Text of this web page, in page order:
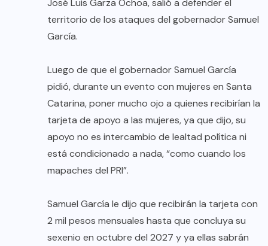
José Luis Garza Ochoa, salió a defender el
territorio de los ataques del gobernador Samuel
García.
Luego de que el gobernador Samuel García
pidió, durante un evento con mujeres en Santa
Catarina, poner mucho ojo a quienes recibirían la
tarjeta de apoyo a las mujeres, ya que dijo, su
apoyo no es intercambio de lealtad política ni
está condicionado a nada, “como cuando los
mapaches del PRI”.
Samuel García le dijo que recibirán la tarjeta con
2 mil pesos mensuales hasta que concluya su
sexenio en octubre del 2027 y ya ellas sabrán